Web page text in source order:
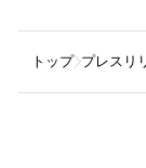
トップ プレスリ